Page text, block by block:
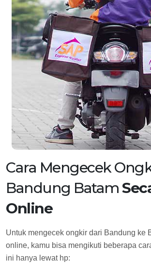
Cara Mengecek
Bandung Batam
Online
Untuk mengecek ongkir dari Bandung ke
online, kamu bisa mengikuti beberapa
ini hanya lewat hp: